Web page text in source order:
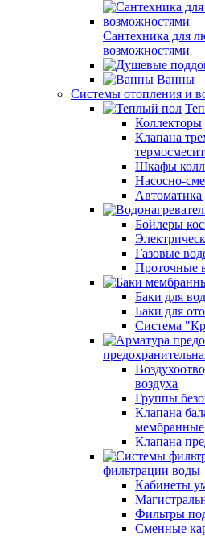
Сантехника для
возможностями
Ванны
Системы отопления и
Коллекторы
Клапана
Шкафы
Насосно-
Автоматика
Бойлеры
Газовые
Проточные
Баки для
Баки для
Система
воздуха
Группы
Клапана
мембранные
Клапана
фильтрации воды
Кабинеты
Фильтры
Сменные